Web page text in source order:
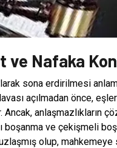
ve Nafaka
sona erdirilmesi
açılmadan önce,
Ancak, anlaşmazlıkların
boşanma ve çekişmeli
olup,